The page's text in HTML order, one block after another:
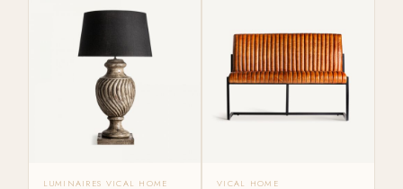
LUMINAIRES VICAL HOME VICAL HOME